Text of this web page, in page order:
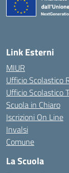
Link Esterni
MIUR
Ufficio Scolastico
Ufficio Scolastico
Scuola in Chiaro
Iscrizioni On Line
Invalsi
Comune
La Scuola